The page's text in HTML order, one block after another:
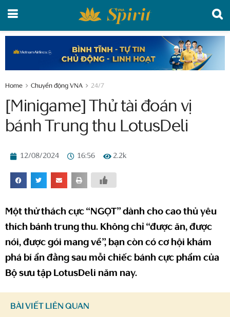
Home Chuyển động VNA 24/7
[Minigame] Thử tài đoán vị
bánh Trung thu LotusDeli
12/08/2024 16:56 2.2k
Một thử thách cực “NGỌT” dành cho cao thủ yêu
thích bánh trung thu. Không chỉ “được ăn, được
nói, được gói mang về”, bạn còn có cơ hội khám
phá bí ẩn đằng sau mỗi chiếc bánh cực phẩm của
Bộ sưu tập LotusDeli năm nay.
BÀI VIẾT LIÊN QUAN